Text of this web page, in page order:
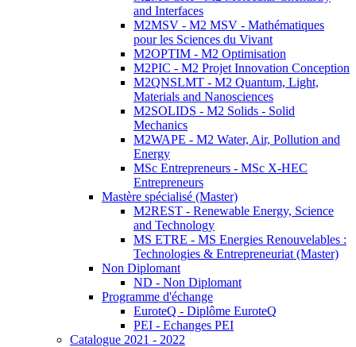
and Interfaces
M2MSV - M2 MSV - Mathématiques
pour les Sciences du Vivant
M2OPTIM - M2 Optimisation
M2PIC - M2 Projet Innovation Conception
M2QNSLMT - M2 Quantum, Light,
Materials and Nanosciences
M2SOLIDS - M2 Solids - Solid
Mechanics
M2WAPE - M2 Water, Air, Pollution and
Energy
MSc Entrepreneurs - MSc X-HEC
Entrepreneurs
Mastère spécialisé (Master)
M2REST - Renewable Energy, Science
and Technology
MS ETRE - MS Energies Renouvelables :
Technologies & Entrepreneuriat (Master)
Non Diplomant
ND - Non Diplomant
Programme d'échange
EuroteQ - Diplôme EuroteQ
PEI - Echanges PEI
Catalogue 2021 - 2022